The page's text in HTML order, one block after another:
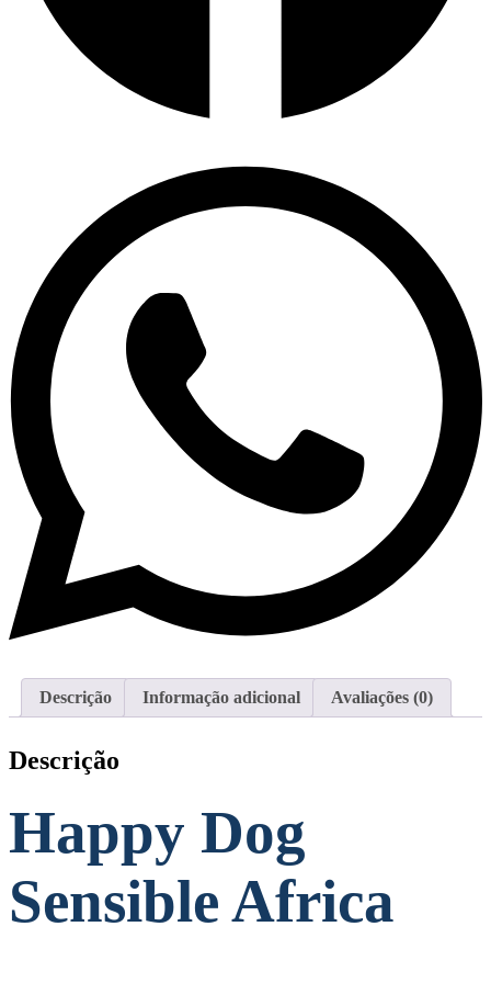
Descrição Informação adicional Avaliações (0)
Descrição
Happy Dog
Sensible Africa